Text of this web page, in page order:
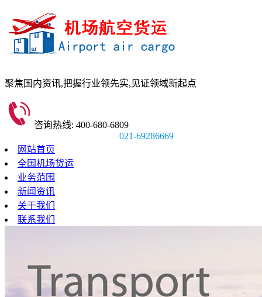
聚焦国内资讯,把握行业领先实,见证领域新起点
咨询热线: 400-680-6809
021-69286669
网站首页
全国机场货运
业务范围
新闻资讯
关于我们
联系我们